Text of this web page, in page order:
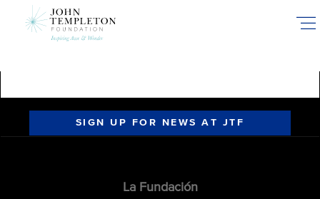
SIGN UP FOR NEWS AT JTF
La Fundación